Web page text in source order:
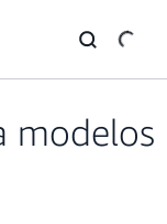
modelos